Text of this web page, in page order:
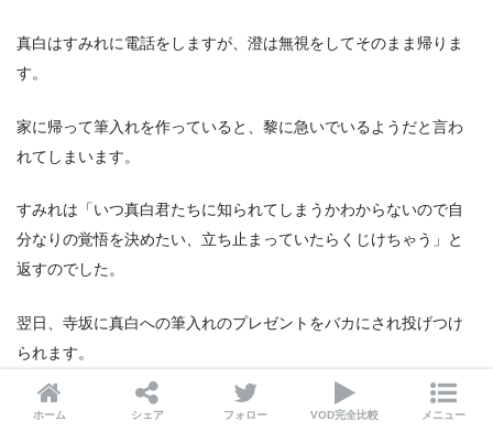
真白はすみれに電話をしますが、澄は無視をしてそのまま帰りま
す。
家に帰って筆入れを作っていると、黎に急いでいるようだと言わ
れてしまいます。
すみれは「いつ真白君たちに知られてしまうかわからないので自
分なりの覚悟を決めたい、立ち止まっていたらくじけちゃう」と
返すのでした。
翌日、寺坂に真白への筆入れのプレゼントをバカにされ投げつけ
られます。
その後、澄の大親友のよっちゃん（立石涼子）と偶然出会いま
ホーム シェア フォロー VOD完全比較 メニュー